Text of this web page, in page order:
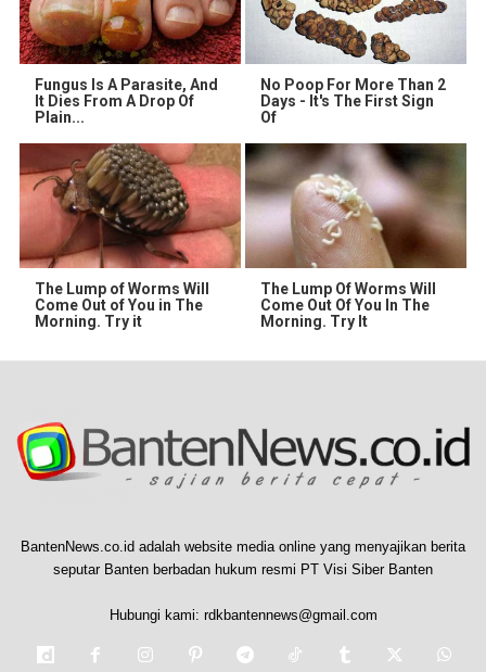
Fungus Is A Parasite, And
It Dies From A Drop Of
Plain...
No Poop For More Than 2
Days - It's The First Sign
Of
The Lump of Worms Will
Come Out of You in The
Morning. Try it
The Lump Of Worms Will
Come Out Of You In The
Morning. Try It
BantenNews.co.id adalah website media online yang menyajikan berita
seputar Banten berbadan hukum resmi PT Visi Siber Banten
Hubungi kami: rdkbantennews@gmail.com